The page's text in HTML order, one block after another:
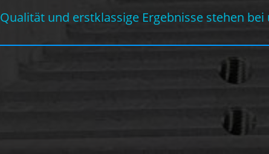
Qualität und erstklassige Ergebnisse stehen